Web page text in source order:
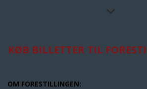
KØB BILLETTER TIL
OM FORESTILLINGEN: